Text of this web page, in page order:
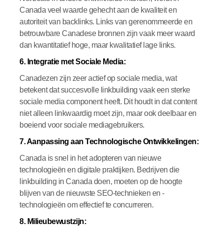
Canada veel waarde gehecht aan de kwaliteit en
autoriteit van backlinks. Links van gerenommeerde en
betrouwbare Canadese bronnen zijn vaak meer waard
dan kwantitatief hoge, maar kwalitatief lage links.
6. Integratie met Sociale Media:
Canadezen zijn zeer actief op sociale media, wat
betekent dat succesvolle linkbuilding vaak een sterke
sociale media component heeft. Dit houdt in dat content
niet alleen linkwaardig moet zijn, maar ook deelbaar en
boeiend voor sociale mediagebruikers.
7. Aanpassing aan Technologische Ontwikkelingen:
Canada is snel in het adopteren van nieuwe
technologieën en digitale praktijken. Bedrijven die
linkbuilding in Canada doen, moeten op de hoogte
blijven van de nieuwste SEO-technieken en -
technologieën om effectief te concurreren.
8. Milieubewustzijn: